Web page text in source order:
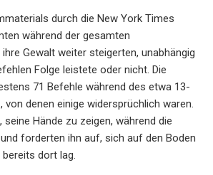
durch die New York Times
während der gesamten
Gewalt weiter steigerten, unabhängig
Folge leistete oder nicht. Die
71 Befehle während des etwa 13-
denen einige widersprüchlich waren.
Hände zu zeigen, während die
forderten ihn auf, sich auf den Boden
bereits dort lag.